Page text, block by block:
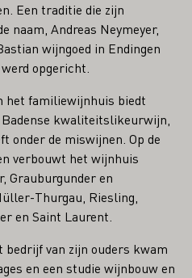
Een traditie die zijn
naam, Andreas Neymeyer,
wijngoed in Endingen
opgericht.
het familiewijnhuis biedt
kwaliteitslikeurwijn,
onder de miswijnen. Op de
verbouwt het wijnhuis
Grauburgunder en
Thurgau, Riesling,
en Saint Laurent.
bedrijf van zijn ouders kwam
en een studie wijnbouw en